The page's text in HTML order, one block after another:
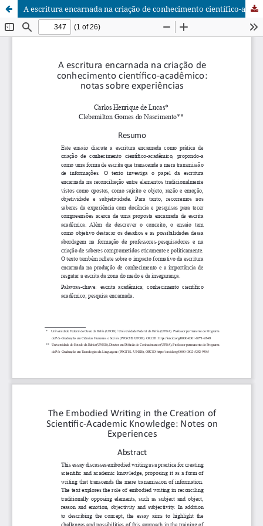
A escritura encarnada na criação de conhecimento científico-acadêmico: